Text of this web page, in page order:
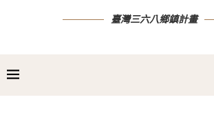
臺灣三六八鄉鎮計畫